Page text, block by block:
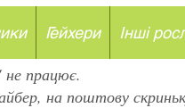
Гейхери Інші
працює.
на поштову